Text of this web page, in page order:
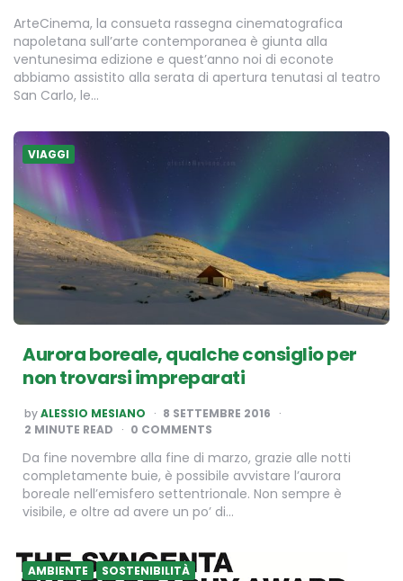
ArteCinema, la consueta rassegna cinematografica
napoletana sull’arte contemporanea è giunta alla
ventunesima edizione e quest’anno noi di econote
abbiamo assistito alla serata di apertura tenutasi al teatro
San Carlo, le…
VIAGGI
Aurora boreale, qualche consiglio per
non trovarsi impreparati
POSTED
BY
byALESSIO MESIANO
8 SETTEMBRE 2016
2 MINUTE READ 0 COMMENTS
Da fine novembre alla fine di marzo, grazie alle notti
completamente buie, è possibile avvistare l’aurora
boreale nell’emisfero settentrionale. Non sempre è
visibile, e oltre ad avere un po’ di…
AMBIENTE SOSTENIBILITÀ